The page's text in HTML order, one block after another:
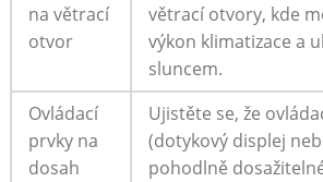
na​ větrací
otvor
větrací otvory, kde
výkon klimatizace a
sluncem.
Ovládací
prvky na
dosah
Ujistěte se, ​že
(dotykový displej
pohodlně